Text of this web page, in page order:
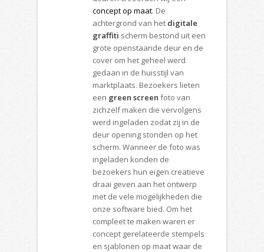
concept op maat. De
achtergrond van het digitale
graffiti scherm bestond uit een
grote openstaande deur en de
cover om het geheel werd
gedaan in de huisstijl van
marktplaats. Bezoekers lieten
een green screen foto van
zichzelf maken die vervolgens
werd ingeladen zodat zij in de
deur opening stonden op het
scherm. Wanneer de foto was
ingeladen konden de
bezoekers hun eigen creatieve
draai geven aan het ontwerp
met de vele mogelijkheden die
onze software bied. Om het
compleet te maken waren er
concept gerelateerde stempels
en sjablonen op maat waar de